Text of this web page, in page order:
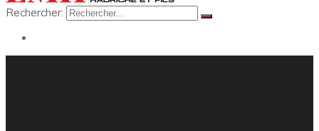
Rechercher: